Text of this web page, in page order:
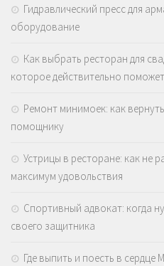
Гидравлический пресс для
оборудование
Как выбрать ресторан для
которое действительно поможет
Ремонт минимоек: как
помощнику
Устрицы в ресторане: как не
максимум удовольствия
Спортивный адвокат: когда
своего защитника
Где выпить и поесть в